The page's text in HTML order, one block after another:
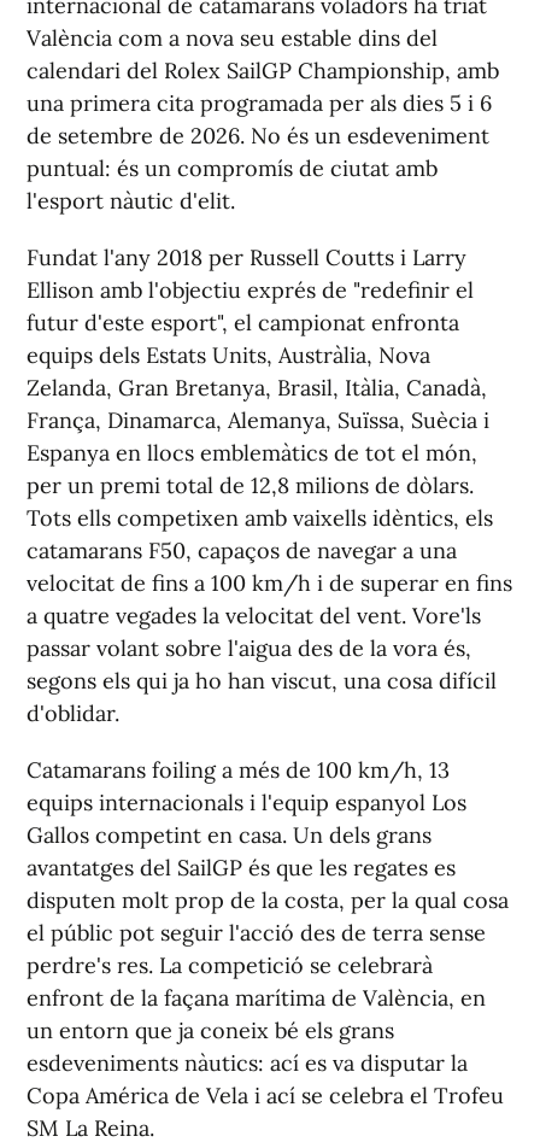
internacional de catamarans voladors ha triat
València com a nova seu estable dins del
calendari del Rolex SailGP Championship, amb
una primera cita programada per als dies 5 i 6
de setembre de 2026. No és un esdeveniment
puntual: és un compromís de ciutat amb
l'esport nàutic d'elit.
Fundat l'any 2018 per Russell Coutts i Larry
Ellison amb l'objectiu exprés de "redefinir el
futur d'este esport", el campionat enfronta
equips dels Estats Units, Austràlia, Nova
Zelanda, Gran Bretanya, Brasil, Itàlia, Canadà,
França, Dinamarca, Alemanya, Suïssa, Suècia i
Espanya en llocs emblemàtics de tot el món,
per un premi total de 12,8 milions de dòlars.
Tots ells competixen amb vaixells idèntics, els
catamarans F50, capaços de navegar a una
velocitat de fins a 100 km/h i de superar en fins
a quatre vegades la velocitat del vent. Vore'ls
passar volant sobre l'aigua des de la vora és,
segons els qui ja ho han viscut, una cosa difícil
d'oblidar.
Catamarans foiling a més de 100 km/h, 13
equips internacionals i l'equip espanyol Los
Gallos competint en casa. Un dels grans
avantatges del SailGP és que les regates es
disputen molt prop de la costa, per la qual cosa
el públic pot seguir l'acció des de terra sense
perdre's res. La competició se celebrarà
enfront de la façana marítima de València, en
un entorn que ja coneix bé els grans
esdeveniments nàutics: ací es va disputar la
Copa América de Vela i ací se celebra el Trofeu
SM La Reina.